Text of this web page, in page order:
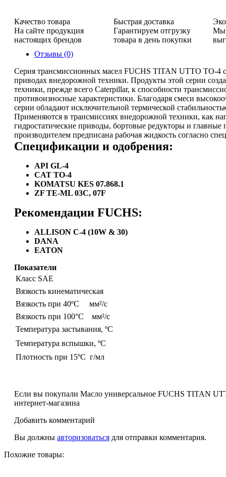
Качество товара
На сайте продукция
настоящих брендов
Быстрая доставка
Гарантируем отгрузку
товара в день покупки
Мы
Отзывы (0)
Серия трансмиссионных масел FUCHS TITAN UTTO TO-4
приводах внедорожной техники. Продукты этой серии
техники, прежде всего Caterpillar, к способности
противоизносные характеристики. Благодаря смеси
серии обладают исключительной термической
Применяются в трансмиссиях внедорожной техники, как
гидростатические приводы, бортовые редукторы и
производителем предписана рабочая жидкость согласно
Спецификации и одобрения:
API GL-4
CAT TO-4
KOMATSU KES 07.868.1
ZF TE-ML 03C, 07F
Рекомендации FUCHS:
ALLISON C-4 (10W & 30)
DANA
EATON
Показатели
Класс SAE
Вязкость кинематическая
Вязкость при 40ºС мм²/c
Вязкость при 100°С мм²/с
Температура застывания, ºС
Температура вспышки, ºС
Плотность при 15ºС г/мл
Если вы покупали Масло универсальное FUCHS TITAN
интернет-магазина
Добавить комментарий
Вы должны авторизоваться для отправки комментария.
Похожие товары: